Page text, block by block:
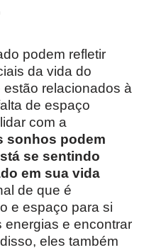
podem refletir
da vida do
relacionados à
de espaço
com a
sonhos podem
se sentindo
em sua vida
de que é
e espaço para si
energias e encontrar
eles também